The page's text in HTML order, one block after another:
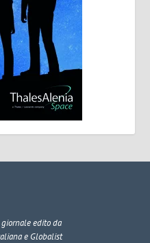
edito da
e Globalist